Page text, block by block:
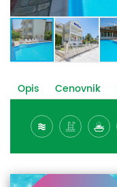
Opis Cenovnik